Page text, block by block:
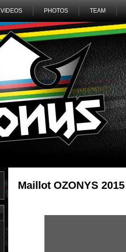
VIDEOS PHOTOS TEAM
Maillot OZONYS 2015